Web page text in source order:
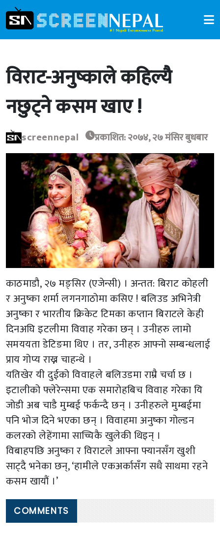
विराट-अनुष्काले कहिल्यै
नछुट्ने कसम खाए !
screennepal प्रकाशित: २०७४, २७ मंसिर बुधबार
काठमाडौ, २७ मङ्सिर (एजेन्सी) । अन्तत: बिराट कोहली
र अनुष्का शर्मा लगनगाठोमा कसिए ! बलिउड अभिनेत्री
अनुष्का र भारतीय क्रिकेट टिमका कप्तान बिराटले केही
दिनअघि इटलीमा विवाह गरेका छन् । उनीहरु लामो
समययता डेटिङमा थिए । तर, उनीहरु आफ्नो सम्बन्धलाई
प्राय गोप्य राख्न चाहन्थे ।
यतिखेर यी दुईको विवाहले बलिउडमा राम्रै चर्चा छ ।
इटालीको फ्लेरेन्समा एक समारोहबिच विवाह गरेका यि
जोडी अब चाडै मुम्बई फर्कन्दै छन् । उनीहरुले मुम्बईमा
पनि भोज दिने भएका छन् । विवाहमा अनुष्का गोल्डन
कलरको लेहेंगामा साच्चिकै खुलेकी थिइन् ।
विबाहपछि अनुष्का र विराटले आफ्ना फ्यानसँग खुशी
साट्दै भनेका छन्, ‘हामीले एकअर्कासँग सधै साथमा रहने
कसम खायौं ।’
COMMENTS